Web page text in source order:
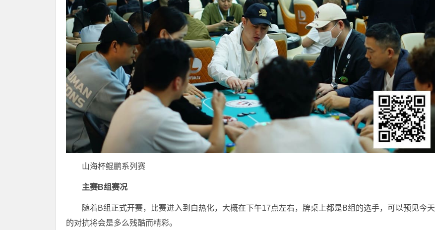
山海杯鲲鹏系列赛
主赛B组赛况
随着B组正式开赛，比赛进入到白热化，大概在下午17点左右，牌桌上都是B组的选手，可以预见今天
的对抗将会是多么残酷而精彩。